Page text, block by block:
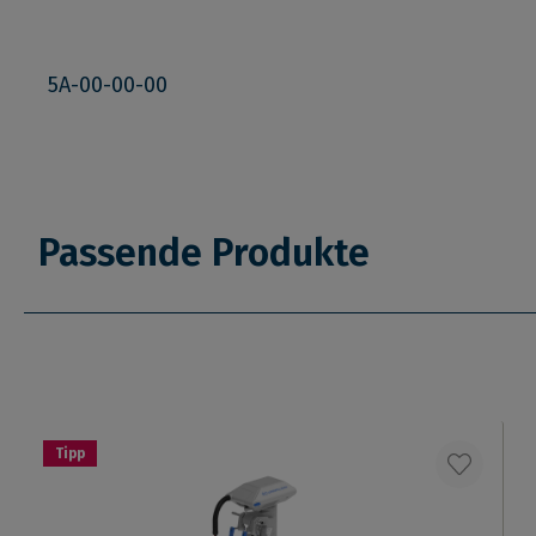
5A-00-00-00
Passende Produkte
Tipp